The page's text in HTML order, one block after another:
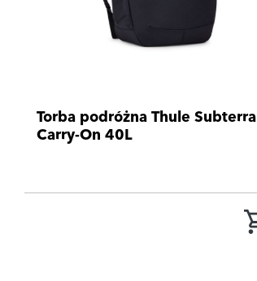
Torba podróżna Thule Subterra
Carry-On 40L